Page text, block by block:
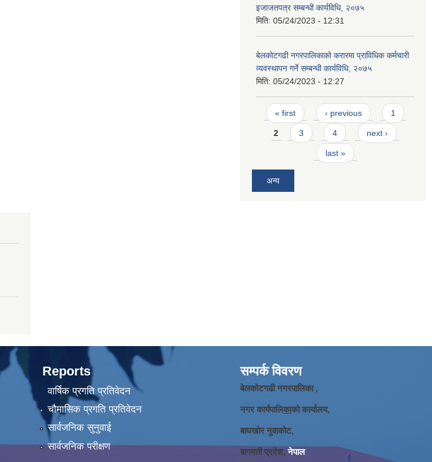
इजाजतपत्र सम्बन्धी कार्यविधि, २०७५
मिति: 05/24/2023 - 12:31
बेलकोटगढी नगरपालिकाको करारमा प्राविधिक कर्मचारी
व्यवस्थापन गर्ने सम्बन्धी कार्यविधि, २०७५
मिति: 05/24/2023 - 12:27
Pages
« first ‹ previous 1
2 3 4 next ›
last »
अन्य
Reports
वार्षिक प्रगति प्रतिवेदन
चौमासिक प्रगति प्रतिवेदन
सार्वजनिक सुनुवाई
सार्वजनिक परीक्षण
सम्पर्क विवरण
बेलकोटगढी नगरपालिका ,
नगर कार्यपालिकाको कार्यालय,
बाघखोर नुवाकोट,
बागमती प्रदेश, नेपाल